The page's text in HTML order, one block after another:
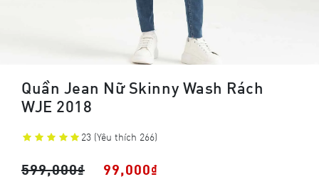
Quần Jean Nữ Skinny Wash Rách
WJE 2018
23(Yêu thích 266)
599,000₫ 99,000₫